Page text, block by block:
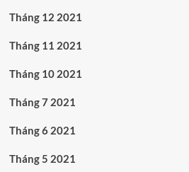
Tháng 12 2021
Tháng 11 2021
Tháng 10 2021
Tháng 7 2021
Tháng 6 2021
Tháng 5 2021